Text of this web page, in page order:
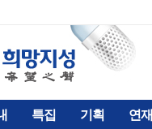
특집 기획 연재